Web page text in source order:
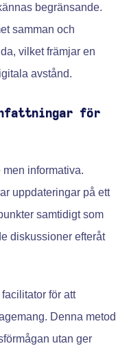
begränsande.
samman och
vilket främjar en
avstånd.
för
men informativa.
uppdateringar på ett
samtidigt som
diskussioner efteråt
för att
Denna metod
utan ger